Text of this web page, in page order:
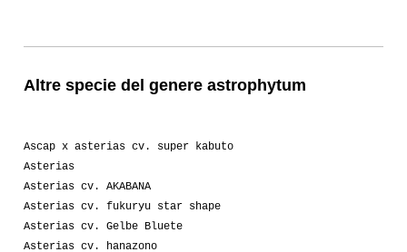
Altre specie del genere astrophytum
Ascap x asterias cv. super kabuto
Asterias
Asterias cv. AKABANA
Asterias cv. fukuryu star shape
Asterias cv. Gelbe Bluete
Asterias cv. hanazono